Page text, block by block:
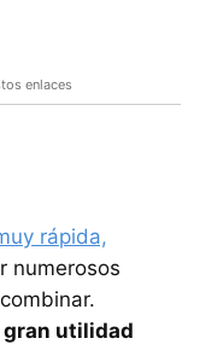
enlaces
rápida,
numerosos
gran utilidad